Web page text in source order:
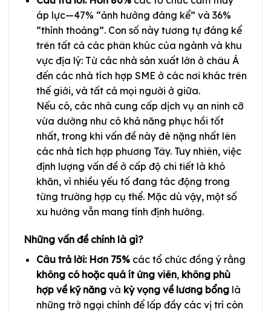
áp lực—47% “ảnh hưởng đáng kể” và 36%
“thỉnh thoảng”. Con số này tương tự đáng kể
trên tất cả các phân khúc của ngành và khu
vực địa lý: Từ các nhà sản xuất lớn ở châu Á
đến các nhà tích hợp SME ở các nơi khác trên
thế giới, và tất cả mọi người ở giữa.
Nếu có, các nhà cung cấp dịch vụ an ninh cỡ
vừa dường như có khả năng phục hồi tốt
nhất, trong khi vấn đề này đè nặng nhất lên
các nhà tích hợp phương Tây. Tuy nhiên, việc
định lượng vấn đề ở cấp độ chi tiết là khó
khăn, vì nhiều yếu tố đang tác động trong
từng trường hợp cụ thể. Mặc dù vậy, một số
xu hướng vẫn mang tính định hướng.
Những vấn đề chính là gì?
Câu trả lời: Hơn 75%các tổ chức đồng ý rằng
không có hoặc quá ít ứng viên, không phù
hợp về kỹ năngvà kỳ vọng về lương bổnglà
những trở ngại chính để lấp đầy các vị trí còn